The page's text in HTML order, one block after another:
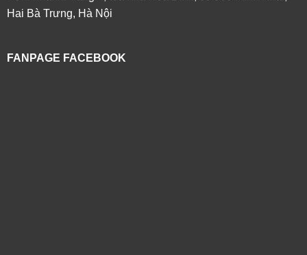
Hai Bà Trưng, Hà Nội
FANPAGE FACEBOOK